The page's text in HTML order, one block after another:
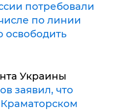
потребовали
по линии
Украины
заявил, что